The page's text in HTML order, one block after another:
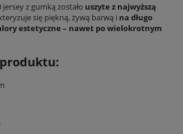
jersey z gumką zostało uszyte z najwyższą
się piękną, żywą barwą i na długo
estetyczne – nawet po wielokrotnym